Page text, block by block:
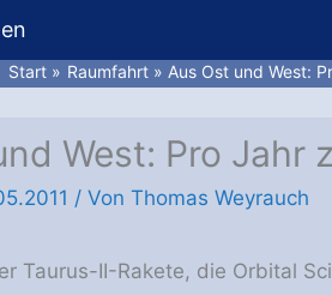
Start Raumfahrt Aus Ost und West:
West: Pro Jahr
/ Von Thomas Weyrauch
Taurus-II-Rakete, die Orbital